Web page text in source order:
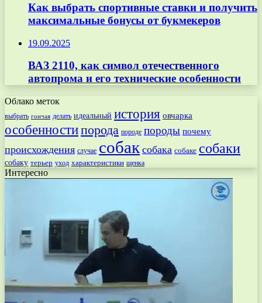
Как выбрать спортивные ставки и получить
максимальные бонусы от букмекеров
19.09.2025
ВАЗ 2110, как символ отечественного
автопрома и его технические особенности
Облако меток
выбрать гончая делать идеальный история овчарка
особенностипорода породе породы почему
происхождения случае собак собака собаке собаки
собаку терьер уход характеристики щенка
Интересно